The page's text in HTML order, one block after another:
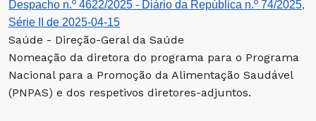
Despacho n.º 4622/2025 - Diário da República n.º 74/2025,
Série II de 2025-04-15
Saúde - Direção-Geral da Saúde
Nomeação da diretora do programa para o Programa
Nacional para a Promoção da Alimentação Saudável
(PNPAS) e dos respetivos diretores-adjuntos.